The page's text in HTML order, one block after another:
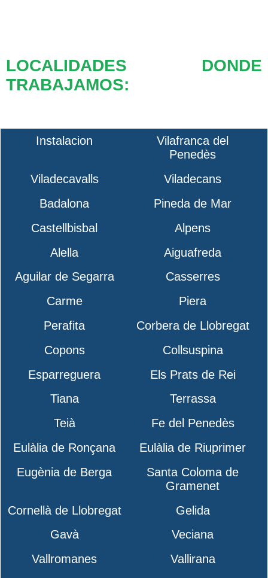
LOCALIDADES DONDE
TRABAJAMOS:
Instalacion
Vilafranca del
Penedès
Viladecavalls
Viladecans
Badalona
Pineda de Mar
Castellbisbal
Alpens
Alella
Aiguafreda
Aguilar de Segarra
Casserres
Carme
Piera
Perafita
Corbera de Llobregat
Copons
Collsuspina
Esparreguera
Els Prats de Rei
Tiana
Terrassa
Teià
Fe del Penedès
Eulàlia de Ronçana
Eulàlia de Riuprimer
Eugènia de Berga
Santa Coloma de
Gramenet
Cornellà de Llobregat
Gelida
Gavà
Veciana
Vallromanes
Vallirana